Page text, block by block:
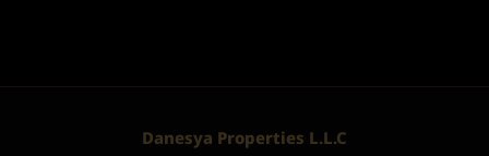
Danesya Properties L.L.C